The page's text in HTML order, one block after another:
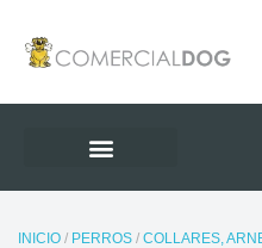
contenido
INICIO/ PERROS/ COLLARES,